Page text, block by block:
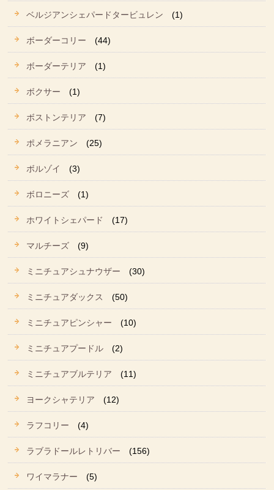
ベルジアンシェパードタービュレン (1)
ボーダーコリー (44)
ボーダーテリア (1)
ボクサー (1)
ボストンテリア (7)
ポメラニアン (25)
ボルゾイ (3)
ボロニーズ (1)
ホワイトシェパード (17)
マルチーズ (9)
ミニチュアシュナウザー (30)
ミニチュアダックス (50)
ミニチュアピンシャー (10)
ミニチュアプードル (2)
ミニチュアブルテリア (11)
ヨークシャテリア (12)
ラフコリー (4)
ラブラドールレトリバー (156)
ワイマラナー (5)